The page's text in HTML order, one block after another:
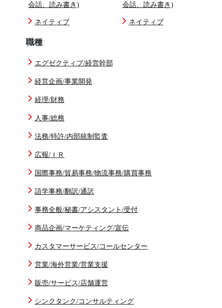
会話、読み書き)
ネイティブ
会話、読み書き)
ネイティブ
職種
エグゼクティブ/経営幹部
経営企画/事業開発
経理/財務
人事/総務
法務/特許/内部統制監査
広報/ＩＲ
国際事務/貿易事務/物流事務/購買事務
語学事務/翻訳/通訳
事務全般/秘書/アシスタント/受付
商品企画/マーケティング/宣伝
カスタマーサービス/コールセンター
営業/海外営業/営業支援
販売/サービス/店舗運営
シンクタンク/コンサルティング